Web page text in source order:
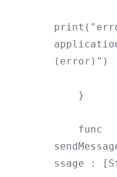
(error)")
ssage :